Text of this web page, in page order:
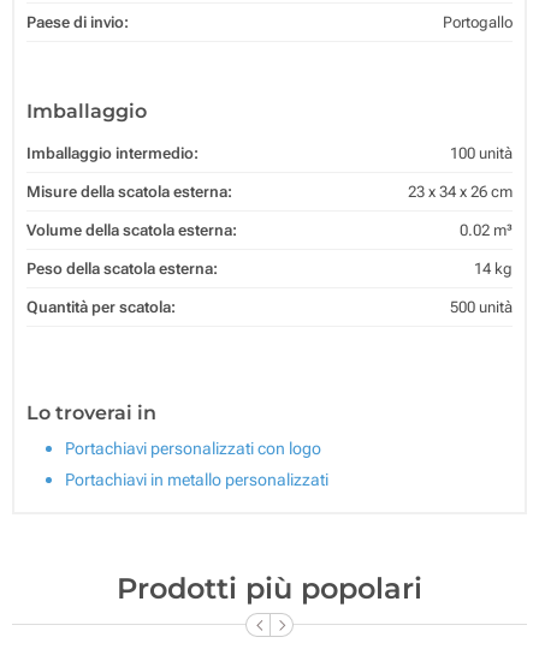
Paese di invio: Portogallo
Imballaggio
Imballaggio intermedio: 100 unità
Misure della scatola esterna: 23 x 34 x 26 cm
Volume della scatola esterna: 0.02 m³
Peso della scatola esterna: 14 kg
Quantità per scatola: 500 unità
Lo troverai in
Portachiavi personalizzati con logo
Portachiavi in metallo personalizzati
Prodotti più popolari